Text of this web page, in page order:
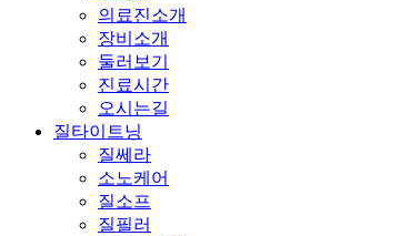
의료진소개
장비소개
둘러보기
진료시간
오시는길
질타이트닝
질쎄라
소노케어
질소프
질필러